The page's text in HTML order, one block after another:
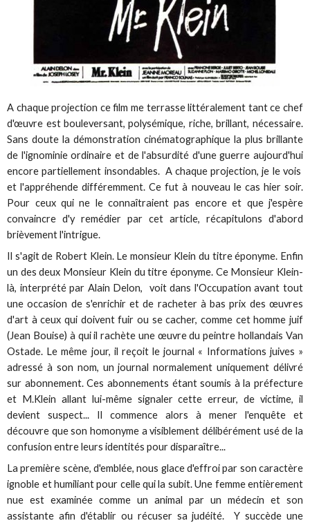
A chaque projection ce film me terrasse littéralement tant ce chef
d'œuvre est bouleversant, polysémique, riche, brillant, nécessaire.
Sans doute la démonstration cinématographique la plus brillante
de l'ignominie ordinaire et de l'absurdité d'une guerre aujourd'hui
encore partiellement insondables. A chaque projection, je le vois
et l'appréhende différemment. Ce fut à nouveau le cas hier soir.
Pour ceux qui ne le connaîtraient pas encore et que j'espère
convaincre d'y remédier par cet article, récapitulons d'abord
brièvement l'intrigue.
Il s'agit de Robert Klein. Le monsieur Klein du titre éponyme. Enfin
un des deux Monsieur Klein du titre éponyme. Ce Monsieur Klein-
là, interprété par Alain Delon, voit dans l'Occupation avant tout
une occasion de s'enrichir et de racheter à bas prix des œuvres
d'art à ceux qui doivent fuir ou se cacher, comme cet homme juif
(Jean Bouise) à qui il rachète une œuvre du peintre hollandais Van
Ostade. Le même jour, il reçoit le journal « Informations juives »
adressé à son nom, un journal normalement uniquement délivré
sur abonnement. Ces abonnements étant soumis à la préfecture
et M.Klein allant lui-même signaler cette erreur, de victime, il
devient suspect... Il commence alors à mener l'enquête et
découvre que son homonyme a visiblement délibérément usé de la
confusion entre leurs identités pour disparaître...
La première scène, d'emblée, nous glace d'effroi par son caractère
ignoble et humiliant pour celle qui la subit. Une femme entièrement
nue est examinée comme un animal par un médecin et son
assistante afin d'établir ou récuser sa judéité. Y succède une